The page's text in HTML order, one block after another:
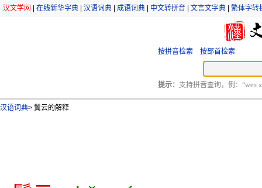
汉文学网 在线新华字典 汉语词典 成语词典 中文转拼音 文言文字典 繁体字转
按拼音检索 按部首检索
提示： 支持拼音查询，例：“wen
汉语词典> 鬒云的解释